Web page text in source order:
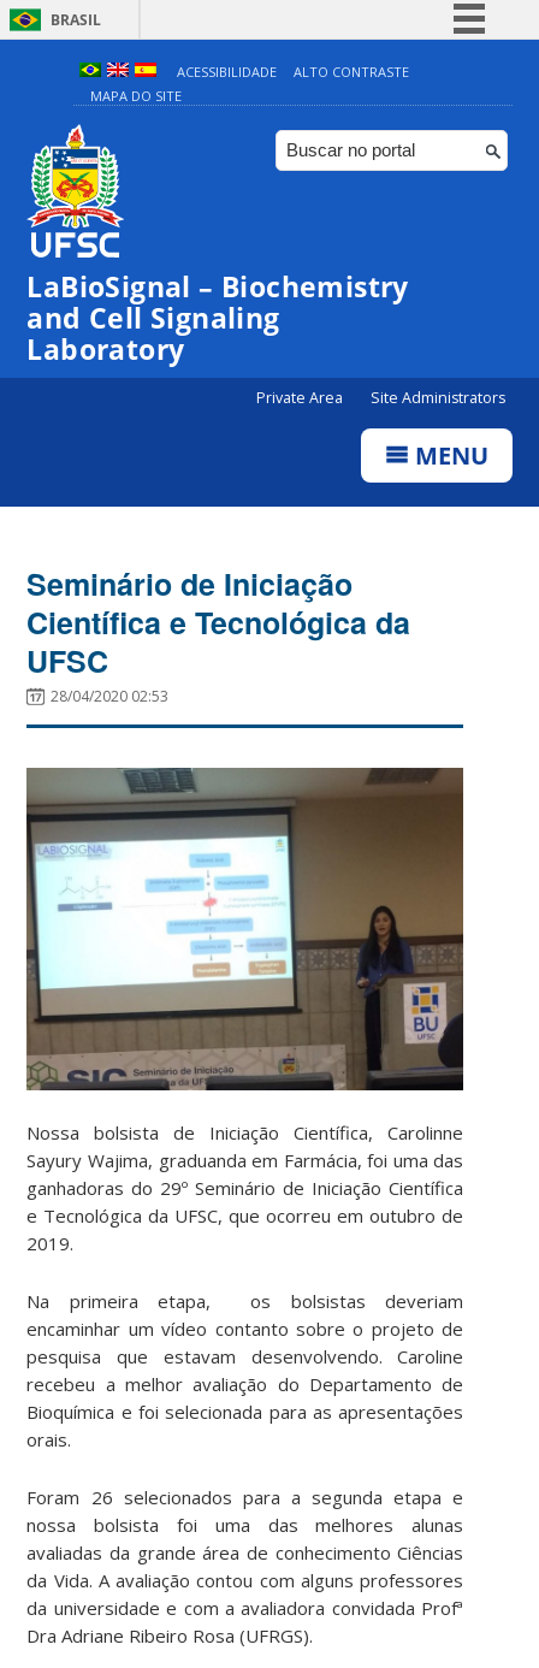
BRASIL
Simplifique!
Comunica BR
Participe
ACESSIBILIDADE
ALTO CONTRASTE
MAPA DO SITE
LaBioSignal – Biochemistry
and Cell Signaling
Laboratory
Private Area Site Administrators
MENU
Seminário de Iniciação
Científica e Tecnológica da
UFSC
28/04/2020 02:53
Nossa bolsista de Iniciação Científica, Carolinne
Sayury Wajima, graduanda em Farmácia, foi uma das
ganhadoras do 29º Seminário de Iniciação Científica
e Tecnológica da UFSC, que ocorreu em outubro de
2019.
Na primeira etapa, os bolsistas deveriam
encaminhar um vídeo contanto sobre o projeto de
pesquisa que estavam desenvolvendo. Caroline
recebeu a melhor avaliação do Departamento de
Bioquímica e foi selecionada para as apresentações
orais.
Foram 26 selecionados para a segunda etapa e
nossa bolsista foi uma das melhores alunas
avaliadas da grande área de conhecimento Ciências
da Vida. A avaliação contou com alguns professores
da universidade e com a avaliadora convidada Profª
Dra Adriane Ribeiro Rosa (UFRGS).